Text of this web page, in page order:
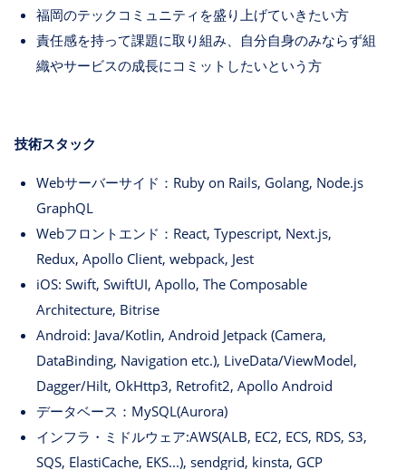
福岡のテックコミュニティを盛り上げていきたい方
責任感を持って課題に取り組み、自分自身のみならず組
織やサービスの成長にコミットしたいという方
技術スタック
Webサーバーサイド：Ruby on Rails, Golang, Node.js
GraphQL
Webフロントエンド：React, Typescript, Next.js,
Redux, Apollo Client, webpack, Jest
iOS: Swift, SwiftUI, Apollo, The Composable
Architecture, Bitrise
Android: Java/Kotlin, Android Jetpack (Camera,
DataBinding, Navigation etc.), LiveData/ViewModel,
Dagger/Hilt, OkHttp3, Retrofit2, Apollo Android
データベース：MySQL(Aurora)
インフラ・ミドルウェア:AWS(ALB, EC2, ECS, RDS, S3,
SQS, ElastiCache, EKS...), sendgrid, kinsta, GCP